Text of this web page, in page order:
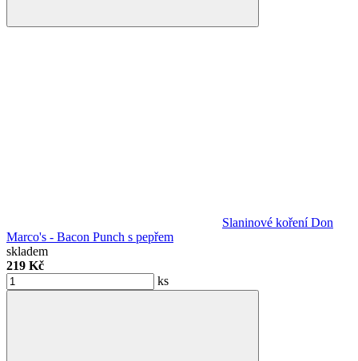
Slaninové koření Don
Marco's - Bacon Punch s pepřem
skladem
219 Kč
ks